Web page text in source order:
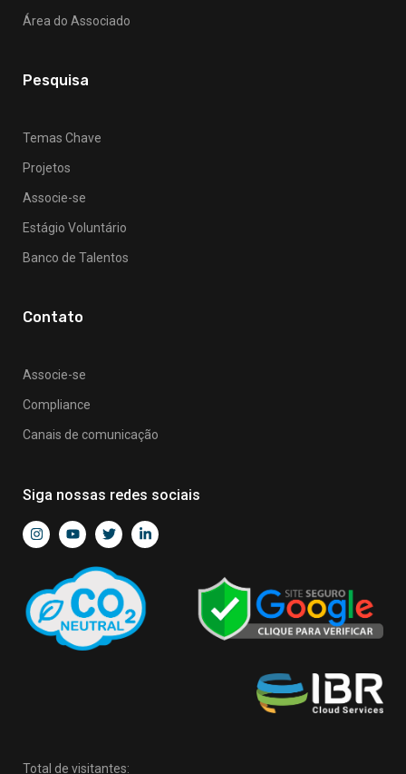
Área do Associado
Pesquisa
Temas Chave
Projetos
Associe-se
Estágio Voluntário
Banco de Talentos
Contato
Associe-se
Compliance
Canais de comunicação
Siga nossas redes sociais
Total de visitantes: